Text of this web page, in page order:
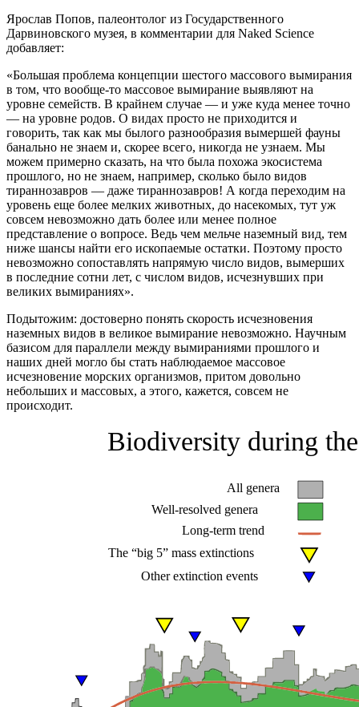
Ярослав Попов, палеонтолог из Государственного
Дарвиновского музея, в комментарии для Naked Science
добавляет:
«Большая проблема концепции шестого массового вымирания
в том, что вообще-то массовое вымирание выявляют на
уровне семейств. В крайнем случае — и уже куда менее точно
— на уровне родов. О видах просто не приходится и
говорить, так как мы былого разнообразия вымершей фауны
банально не знаем и, скорее всего, никогда не узнаем. Мы
можем примерно сказать, на что была похожа экосистема
прошлого, но не знаем, например, сколько было видов
тираннозавров — даже тираннозавров! А когда переходим на
уровень еще более мелких животных, до насекомых, тут уж
совсем невозможно дать более или менее полное
представление о вопросе. Ведь чем мельче наземный вид, тем
ниже шансы найти его ископаемые остатки. Поэтому просто
невозможно сопоставлять напрямую число видов, вымерших
в последние сотни лет, с числом видов, исчезнувших при
великих вымираниях».
Подытожим: достоверно понять скорость исчезновения
наземных видов в великое вымирание невозможно. Научным
базисом для параллели между вымираниями прошлого и
наших дней могло бы стать наблюдаемое массовое
исчезновение морских организмов, притом довольно
небольших и массовых, а этого, кажется, совсем не
происходит.